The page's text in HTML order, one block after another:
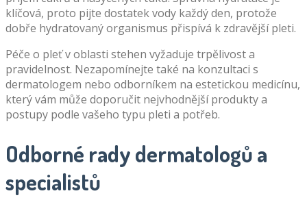
klíčová, proto pijte dostatek vody každý den, protože
dobře hydratovaný organismus přispívá k zdravější pleti.
Péče o pleť v oblasti stehen vyžaduje trpělivost a
pravidelnost. Nezapomínejte také na konzultaci s
dermatologem nebo odborníkem na estetickou medicínu,
který vám může doporučit nejvhodnější produkty a
postupy podle vašeho typu pleti a potřeb.
Odborné rady dermatologů a
specialistů